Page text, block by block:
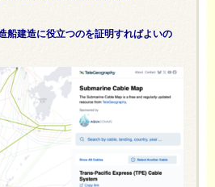
船建造に役立つのを証明すればよいの